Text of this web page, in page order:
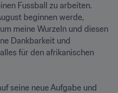
Fussball zu arbeiten.
beginnen werde,
meine Wurzeln und diesen
Dankbarkeit und
für den afrikanischen
seine neue Aufgabe und